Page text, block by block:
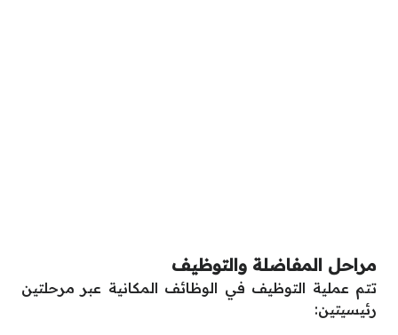
مراحل المفاضلة والتوظيف
تتم عملية التوظيف في الوظائف المكانية عبر مرحلتين
رئيسيتين: